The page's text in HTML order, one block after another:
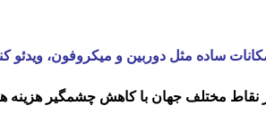
نقاط مختلف جهان با کاهش چشمگیر